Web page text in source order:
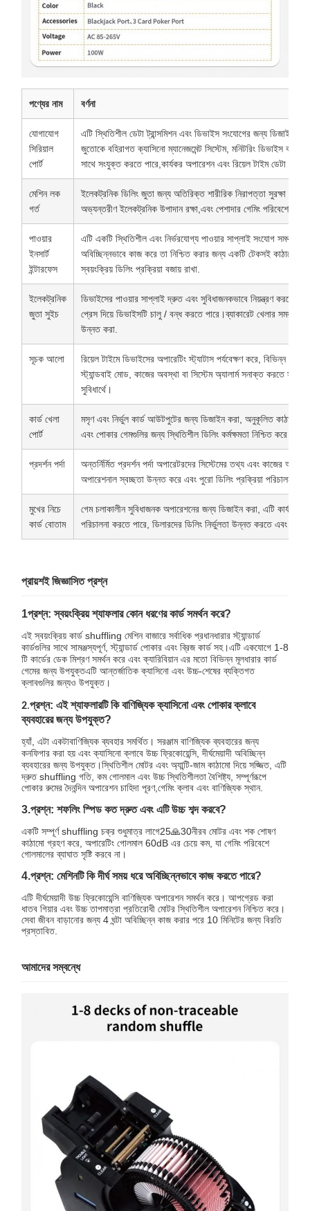
পণ্যের নাম বর্ণনা
যোগাযোগ
সিরিয়াল
পোর্ট
এটি স্থিতিশীল ডেটা ট্রান্সমিশন এবং ডিভাইস সংযোগের জন্য ডিজাইন
জুতোকে বহিরাগত ক্যাসিনো ম্যানেজমেন্ট সিস্টেম, মনিটরিং ডিভাইস বা
সাথে সংযুক্ত করতে পারে,কার্যকর অপারেশন এবং রিয়েল টাইম ডেটা
মেশিন লক
গর্ত
ইলেকট্রনিক ডিলিং জুতা জন্য অতিরিক্ত শারীরিক নিরাপত্তা সুরক্ষা
অভ্যন্তরীণ ইলেকট্রনিক উপাদান রক্ষা,এবং পেশাদার গেমিং পরিবেশে
পাওয়ার
ইনসার্ট
ইন্টারফেস
এটি একটি স্থিতিশীল এবং নির্ভরযোগ্য পাওয়ার সাপ্লাই সংযোগ সমর্থন
অবিচ্ছিন্নভাবে কাজ করে তা নিশ্চিত করার জন্য একটি টেকসই
স্বয়ংক্রিয় ডিলিং প্রক্রিয়া বজায় রাখা.
ইলেকট্রনিক
জুতা সুইচ
ডিভাইসের পাওয়ার সাপ্লাই দ্রুত এবং সুবিধাজনকভাবে নিয়ন্ত্রণ করতে
প্রেস দিয়ে ডিভাইসটি চালু / বন্ধ করতে পারে।ব্যাকারেট খেলার সময়
উন্নত করা.
সূচক আলো
রিয়েল টাইমে ডিভাইসের অপারেটিং স্ট্যাটাস পর্যবেক্ষণ করে, বিভিন্ন
স্ট্যান্ডবাই মোড, কাজের অবস্থা বা সিস্টেম অ্যালার্ম সনাক্ত করতে
সুবিধার্থে।
কার্ড খেলা
পোর্ট
মসৃণ এবং নির্ভুল কার্ড আউটপুটের জন্য ডিজাইন করা, অনুকূলিত কাঠামো
এবং পোকার গেমগুলির জন্য স্থিতিশীল ডিলিং কর্মক্ষমতা নিশ্চিত করে।
প্রদর্শন পর্দা
অন্তর্নির্মিত প্রদর্শন পর্দা অপারেটরদের সিস্টেমের তথ্য এবং কাজের
অপারেশনাল স্বচ্ছতা উন্নত করে এবং পুরো ডিলিং প্রক্রিয়া পরিচালনা
মুখের নিচে
কার্ড বোতাম
গেম চলাকালীন সুবিধাজনক অপারেশনের জন্য ডিজাইন করা, এটি
পরিচালনা করতে পারে, ডিলারদের ডিলিং নির্ভুলতা উন্নত করতে এবং মসৃণ
প্রায়শই জিজ্ঞাসিত প্রশ্ন
1প্রশ্ন: স্বয়ংক্রিয় শ্যাফলার কোন ধরণের কার্ড সমর্থন করে?
এই স্বয়ংক্রিয় কার্ড shuffling মেশিন বাজারে সর্বাধিক প্রধানধারার স্ট্যান্ডার্ড
কার্ডগুলির সাথে সামঞ্জস্যপূর্ণ, স্ট্যান্ডার্ড পোকার এবং ব্রিজ কার্ড সহ।এটি একযোগে 1-8
টি কার্ডের ডেক মিশ্রণ সমর্থন করে এবং ক্যারিবিয়ান এর মতো বিভিন্ন মূলধারার কার্ড
গেমের জন্য উপযুক্তএটি আন্তর্জাতিক ক্যাসিনো এবং উচ্চ-শেষের ব্যক্তিগত
ক্লাবগুলির জন্যও উপযুক্ত।
2.প্রশ্ন: এই শ্যাফলারটি কি বাণিজ্যিক ক্যাসিনো এবং পোকার ক্লাবে
ব্যবহারের জন্য উপযুক্ত?
হ্যাঁ, এটা একটাবাণিজ্যিক ব্যবহার সমর্থিত। সরঞ্জাম বাণিজ্যিক ব্যবহারের জন্য
কনফিগার করা হয় এবং ক্যাসিনো ক্লাবে উচ্চ ফ্রিকোয়েন্সি, দীর্ঘমেয়াদী অবিচ্ছিন্ন
ব্যবহারের জন্য উপযুক্ত।স্থিতিশীল মোটর এবং অ্যান্টি-জাম কাঠামো দিয়ে সজ্জিত, এটি
দ্রুত shuffling গতি, কম গোলমাল এবং উচ্চ স্থিতিশীলতা বৈশিষ্ট্য, সম্পূর্ণরূপে
পোকার রুমের দৈনন্দিন অপারেশন চাহিদা পূরণ,গেমিং ক্লাব এবং বাণিজ্যিক স্থান.
3.প্রশ্ন: শফলিং স্পিড কত দ্রুত এবং এটি উচ্চ শব্দ করবে?
একটি সম্পূর্ণ shuffling চক্র শুধুমাত্র লাগে25🙏30নীরব মোটর এবং শক শোষণ
কাঠামো গ্রহণ করে, অপারেটিং গোলমাল 60dB এর চেয়ে কম, যা গেমিং পরিবেশে
গোলমালের ব্যাঘাত সৃষ্টি করবে না।
4.প্রশ্ন: মেশিনটি কি দীর্ঘ সময় ধরে অবিচ্ছিন্নভাবে কাজ করতে পারে?
এটি দীর্ঘমেয়াদী উচ্চ ফ্রিকোয়েন্সি বাণিজ্যিক অপারেশন সমর্থন করে। আপগ্রেড করা
ধাতব গিয়ার এবং উচ্চ তাপমাত্রা প্রতিরোধী মোটর স্থিতিশীল অপারেশন নিশ্চিত করে।
সেবা জীবন বাড়ানোর জন্য 4 ঘন্টা অবিচ্ছিন্ন কাজ করার পরে 10 মিনিটের জন্য বিরতি
প্রস্তাবিত.
আমাদের সম্বন্ধে